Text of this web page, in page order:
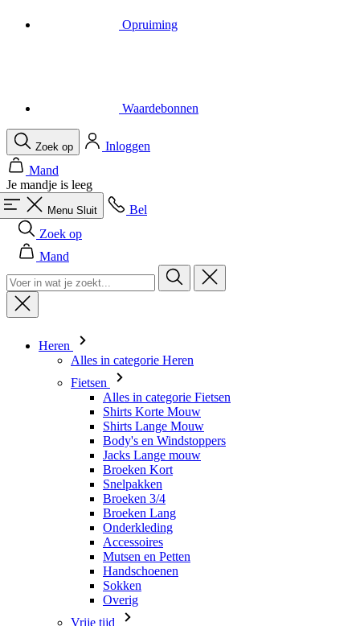
Je mandje is leeg
Menu Sluit
Bel
Zoek op
Mand
Heren
Alles in categorie Heren
Shirts Lange Mouw
Body's en Windstoppers
Jacks Lange mouw
Broeken Kort
Snelpakken
Broeken 3/4
Broeken Lang
Onderkleding
Accessoires
Mutsen en Petten
Handschoenen
Sokken
Overig
Vrije tijd
Alles in categorie Vrije tijd
T-shirts
Hoodie
Mutsen en Petten